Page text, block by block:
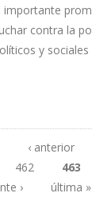
importante
contra la
y sociales
‹ anterior
462 463
›
última »